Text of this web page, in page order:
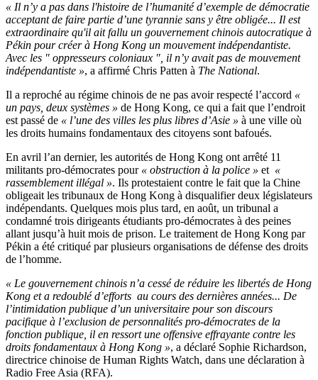
« Il n’y a pas dans l'histoire de l’humanité d’exemple de démocratie
acceptant de faire partie d’une tyrannie sans y être obligée... Il est
extraordinaire qu'il ait fallu un gouvernement chinois autocratique à
Pékin pour créer à Hong Kong un mouvement indépendantiste.
Avec les " oppresseurs coloniaux ", il n’y avait pas de mouvement
indépendantiste », a affirmé Chris Patten à The National.
Il a reproché au régime chinois de ne pas avoir respecté l’accord «
un pays, deux systèmes » de Hong Kong, ce qui a fait que l’endroit
est passé de « l’une des villes les plus libres d’Asie » à une ville où
les droits humains fondamentaux des citoyens sont bafoués.
En avril l’an dernier, les autorités de Hong Kong ont arrêté 11
militants pro-démocrates pour « obstruction à la police » et «
rassemblement illégal ». Ils protestaient contre le fait que la Chine
obligeait les tribunaux de Hong Kong à disqualifier deux législateurs
indépendants. Quelques mois plus tard, en août, un tribunal a
condamné trois dirigeants étudiants pro-démocrates à des peines
allant jusqu’à huit mois de prison. Le traitement de Hong Kong par
Pékin a été critiqué par plusieurs organisations de défense des droits
de l’homme.
« Le gouvernement chinois n’a cessé de réduire les libertés de Hong
Kong et a redoublé d’efforts au cours des dernières années... De
l’intimidation publique d’un universitaire pour son discours
pacifique à l’exclusion de personnalités pro-démocrates de la
fonction publique, il en ressort une offensive effrayante contre les
droits fondamentaux à Hong Kong », a déclaré Sophie Richardson,
directrice chinoise de Human Rights Watch, dans une déclaration à
Radio Free Asia (RFA).